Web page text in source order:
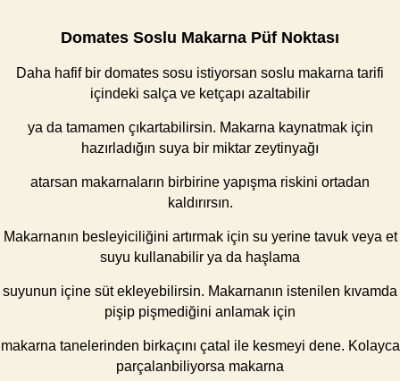
Domates Soslu Makarna Püf Noktası
Daha hafif bir domates sosu istiyorsan soslu makarna tarifi
içindeki salça ve ketçapı azaltabilir
ya da tamamen çıkartabilirsin. Makarna kaynatmak için
hazırladığın suya bir miktar zeytinyağı
atarsan makarnaların birbirine yapışma riskini ortadan
kaldırırsın.
Makarnanın besleyiciliğini artırmak için su yerine tavuk veya et
suyu kullanabilir ya da haşlama
suyunun içine süt ekleyebilirsin. Makarnanın istenilen kıvamda
pişip pişmediğini anlamak için
makarna tanelerinden birkaçını çatal ile kesmeyi dene. Kolayca
parçalanbiliyorsa makarna